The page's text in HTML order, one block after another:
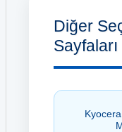
Diğer